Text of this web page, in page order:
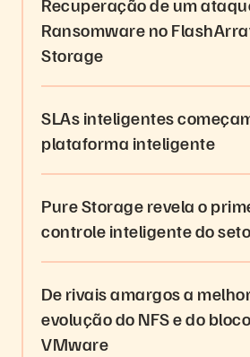
Ransomware no
Storage
SLAs inteligentes
plataforma inteligente
Pure Storage revela o
controle inteligente do
De rivais amargos a
evolução do NFS e do
VMware